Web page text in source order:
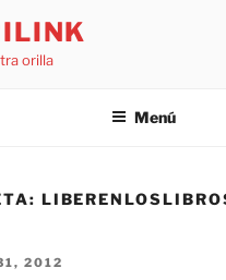
orilla
Menú
2012